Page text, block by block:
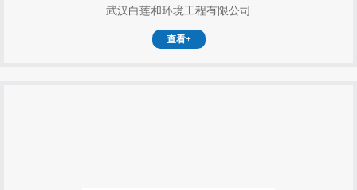
武汉白莲和环境工程有限公司
查看+